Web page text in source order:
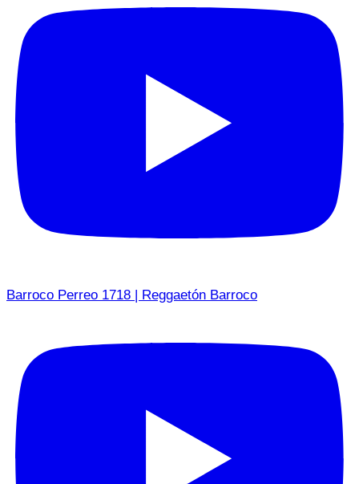
Barroco Perreo 1718 | Reggaetón Barroco